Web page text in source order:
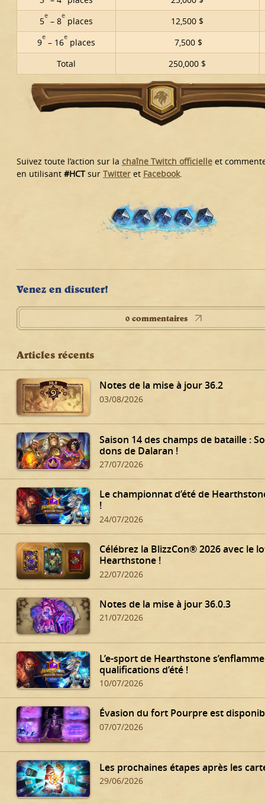
5e– 8e places
12,500 $
9e– 16eplaces
7,500 $
Total
250,000 $
Suivez toute l’action sur la chaîne Twitch officielleet
en utilisant #HCTsur Twitteret Facebook.
Venez en discuter!
0 commentaires
Articles récents
Notes de la mise à jour 36.2
03/08/2026
Saison 14 des champs de bataille :
dons de Dalaran !
27/07/2026
Le championnat d’été de
!
24/07/2026
Célébrez la BlizzCon® 2026 avec le
Hearthstone !
22/07/2026
Notes de la mise à jour 36.0.3
21/07/2026
L’e-sport de Hearthstone
qualifications d’été !
10/07/2026
Évasion du fort Pourpre est
07/07/2026
Les prochaines étapes après les
29/06/2026